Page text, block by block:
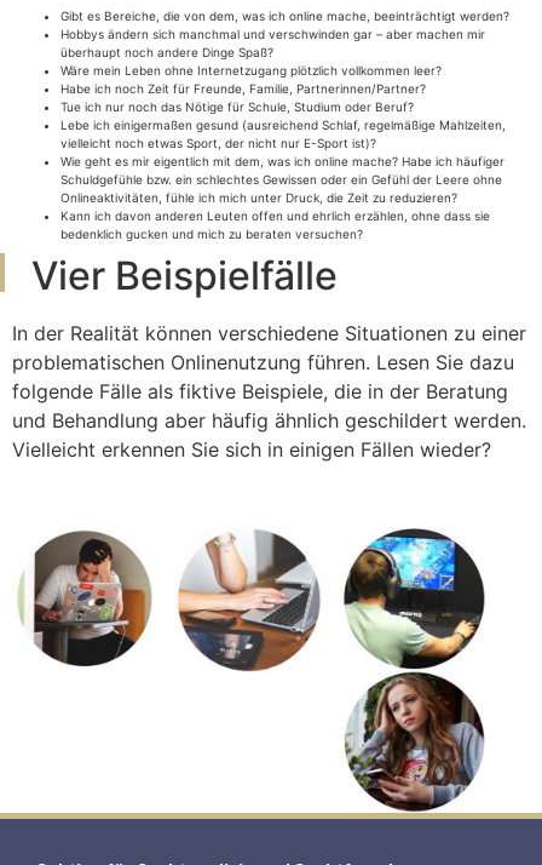
Gibt es Bereiche, die von dem, was ich online mache, beeinträchtigt werden?
Hobbys ändern sich manchmal und verschwinden gar – aber machen mir
überhaupt noch andere Dinge Spaß?
Wäre mein Leben ohne Internetzugang plötzlich vollkommen leer?
Habe ich noch Zeit für Freunde, Familie, Partnerinnen/Partner?
Tue ich nur noch das Nötige für Schule, Studium oder Beruf?
Lebe ich einigermaßen gesund (ausreichend Schlaf, regelmäßige Mahlzeiten,
vielleicht noch etwas Sport, der nicht nur E-Sport ist)?
Wie geht es mir eigentlich mit dem, was ich online mache? Habe ich häufiger
Schuldgefühle bzw. ein schlechtes Gewissen oder ein Gefühl der Leere ohne
Onlineaktivitäten, fühle ich mich unter Druck, die Zeit zu reduzieren?
Kann ich davon anderen Leuten offen und ehrlich erzählen, ohne dass sie
bedenklich gucken und mich zu beraten versuchen?
Vier Beispielfälle
In der Realität können verschiedene Situationen zu einer
problematischen Onlinenutzung führen. Lesen Sie dazu
folgende Fälle als fiktive Beispiele, die in der Beratung
und Behandlung aber häufig ähnlich geschildert werden.
Vielleicht erkennen Sie sich in einigen Fällen wieder?